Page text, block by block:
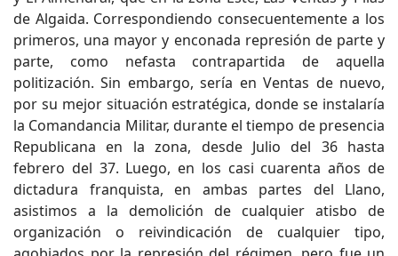
de Algaida. Correspondiendo consecuentemente a los
primeros, una mayor y enconada represión de parte y
parte, como nefasta contrapartida de aquella
politización. Sin embargo, sería en Ventas de nuevo,
por su mejor situación estratégica, donde se instalaría
la Comandancia Militar, durante el tiempo de presencia
Republicana en la zona, desde Julio del 36 hasta
febrero del 37. Luego, en los casi cuarenta años de
dictadura franquista, en ambas partes del Llano,
asistimos a la demolición de cualquier atisbo de
organización o reivindicación de cualquier tipo,